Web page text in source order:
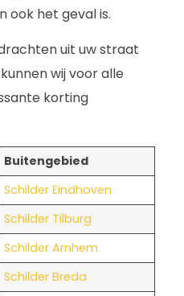
ook het geval is.
uit uw straat
wij voor alle
korting
Buitengebied
Schilder Eindhoven
Schilder Tilburg
Schilder Arnhem
Schilder Breda